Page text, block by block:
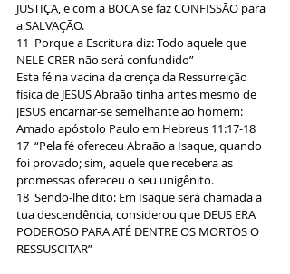
JUSTIÇA, e com a BOCA se faz CONFISSÃO para
a SALVAÇÃO.
11  Porque a Escritura diz: Todo aquele que
NELE CRER não será confundido”
Esta fé na vacina da crença da Ressurreição
física de JESUS Abraão tinha antes mesmo de
JESUS encarnar-se semelhante ao homem:
Amado apóstolo Paulo em Hebreus 11:17-18
17  “Pela fé ofereceu Abraão a Isaque, quando
foi provado; sim, aquele que recebera as
promessas ofereceu o seu unigênito.
18  Sendo-lhe dito: Em Isaque será chamada a
tua descendência, considerou que DEUS ERA
PODEROSO PARA ATÉ DENTRE OS MORTOS O
RESSUSCITAR”